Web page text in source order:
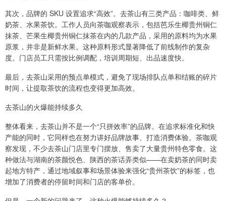
其次，品牌的 SKU 设置追求“高效”。去茶山有三类产品：咖啡类、鲜
奶茶、水果茶饮。工作人员向茶咖观察表示，包括芭乐生椰贵州铜仁
抹茶、芒果生椰贵州铜仁抹茶在内的几款产品，采用的原料均为水果
原浆，并非是新鲜水果。这种原料形式显著降低了前线制作的复杂
度。门店员工只需按比例调配，培训周期短、出品速度快。
最后，去茶山采用的预点单模式，避免了现场排队点单和结账的碎片
时间，让提取茶饮的流程也变得更加高效。
去茶山的火爆能持续多久
整体看来，去茶山并不是一个“只拼效率”的品牌。在追求标准化和快
产能的同时，它同样也在努力讲好品牌故事、打造消费体验。茶咖观
察发现，不少去茶山门店里专门摆放、售卖了大量贵州特色零食。这
种做法与湖南的茶颜悦色、陕西的茶话弄类似——在卖奶茶的同时卖
起地方特产，通过地域叙事和场景体验来强化“贵州茶饮”的标签，也
增加了消费者的停留时间和门店的客单价。